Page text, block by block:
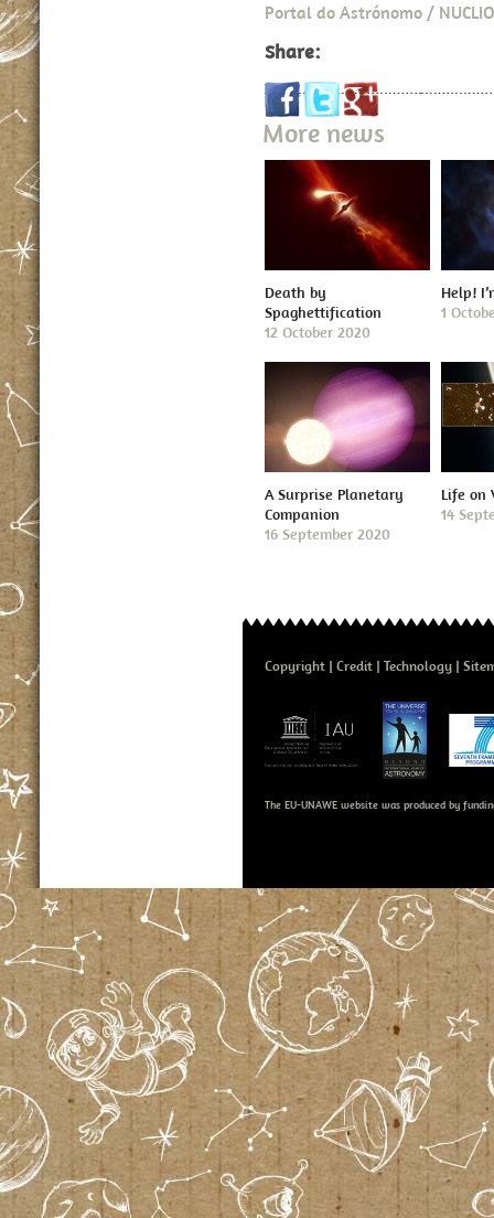
Portal do Astrónomo / NUCLIO
Share:
More news
Death by
Spaghettification
12 October 2020
Help!
1
A Surprise Planetary
Companion
16 September 2020
Life on
14
Copyright Credit Technology
The EU-UNAWE website was produced by